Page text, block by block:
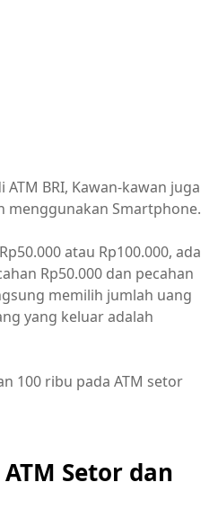
BRI, Kawan-kawan juga
menggunakan Smartphone.
atau Rp100.000, ada
Rp50.000 dan pecahan
memilih jumlah uang
yang keluar adalah
100 ribu pada ATM setor
Setor dan